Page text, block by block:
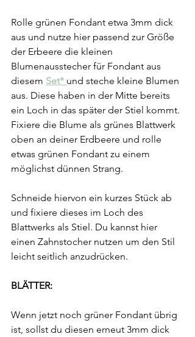
Rolle grünen Fondant etwa 3mm dick
aus und nutze hier passend zur Größe
der Erbeere die kleinen
Blumenausstecher für Fondant aus
diesem Set* und steche kleine Blumen
aus. Diese haben in der Mitte bereits
ein Loch in das später der Stiel kommt.
Fixiere die Blume als grünes Blattwerk
oben an deiner Erdbeere und rolle
etwas grünen Fondant zu einem
möglichst dünnen Strang.
Schneide hiervon ein kurzes Stück ab
und fixiere dieses im Loch des
Blattwerks als Stiel. Du kannst hier
einen Zahnstocher nutzen um den Stil
leicht seitlich anzudrücken.
BLÄTTER:
Wenn jetzt noch grüner Fondant übrig
ist, sollst du diesen erneut 3mm dick